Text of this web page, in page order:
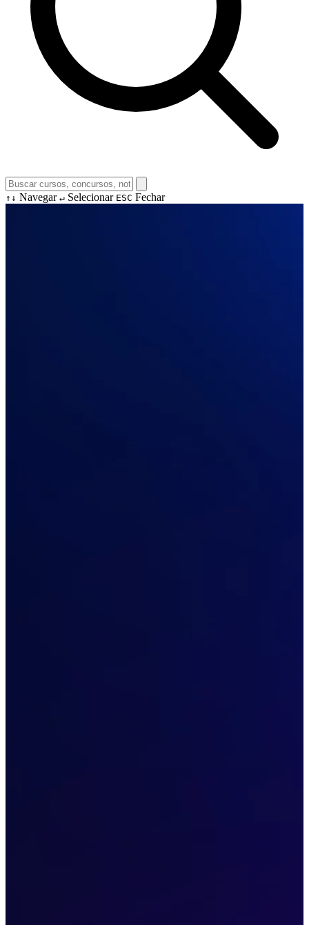
↑↓ Navegar ↵ Selecionar ESC Fechar